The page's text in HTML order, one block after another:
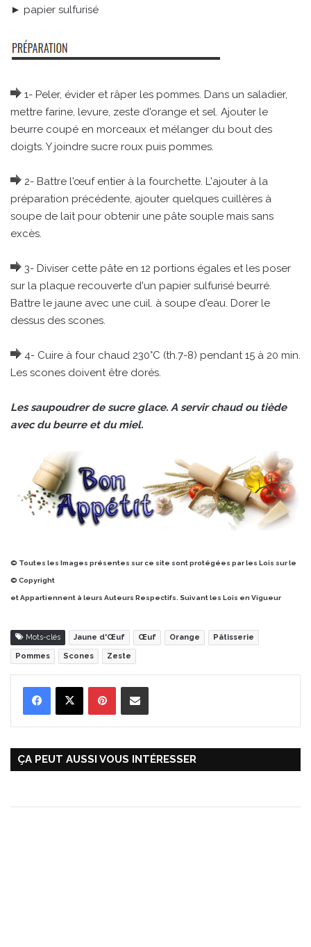
► papier sulfurisé
1- Peler, évider et râper les pommes. Dans un saladier,
mettre farine, levure, zeste d'orange et sel. Ajouter le
beurre coupé en morceaux et mélanger du bout des
doigts. Y joindre sucre roux puis pommes.
2- Battre l'œuf entier à la fourchette. L'ajouter à la
préparation précédente, ajouter quelques cuillères à
soupe de lait pour obtenir une pâte souple mais sans
excès.
3- Diviser cette pâte en 12 portions égales et les poser
sur la plaque recouverte d'un papier sulfurisé beurré.
Battre le jaune avec une cuil. à soupe d'eau. Dorer le
dessus des scones.
4- Cuire à four chaud 230°C (th.7-8) pendant 15 à 20 min.
Les scones doivent être dorés.
Les saupoudrer de sucre glace. A servir chaud ou tiède
avec du beurre et du miel.
© Toutes les Images présentes sur ce site sont protégées par les Lois sur le
© Copyright
et Appartiennent à leurs Auteurs Respectifs. Suivant les Lois en Vigueur
Mots-clés Jaune d'Œuf Œuf Orange Pâtisserie
Pommes Scones Zeste
ÇA PEUT AUSSI VOUS INTÉRESSER